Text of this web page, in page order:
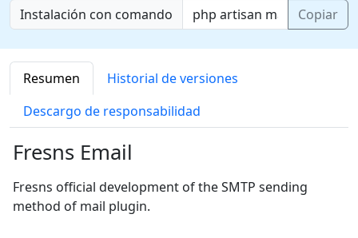
Instalación con comando Copiar
Resumen
Historial de versiones
Descargo de responsabilidad
Fresns Email
Fresns official development of the SMTP sending
method of mail plugin.